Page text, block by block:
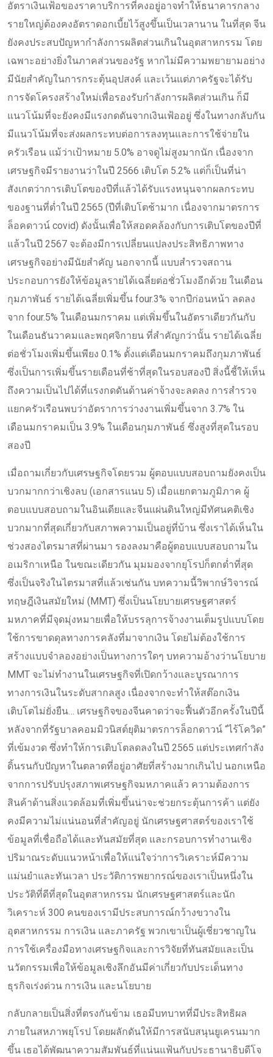
อัตราเงินเฟ้อของราคาบริการที่คงอยู่อาจทำให้ธนาคารกลาง
รายใหญ่ต้องคงอัตราดอกเบี้ยไว้สูงขึ้นเป็นเวลานาน ในที่สุด จีน
ยังคงประสบปัญหากำลังการผลิตส่วนเกินในอุตสาหกรรม โดย
เฉพาะอย่างยิ่งในภาคส่วนของรัฐ หากไม่มีความพยายามอย่าง
มีนัยสำคัญในการกระตุ้นอุปสงค์ และเว้นแต่ภาครัฐจะได้รับ
การจัดโครงสร้างใหม่เพื่อรองรับกำลังการผลิตส่วนเกิน ก็มี
แนวโน้มที่จะยังคงมีแรงกดดันจากเงินเฟ้ออยู่ ซึ่งในทางกลับกัน
มีแนวโน้มที่จะส่งผลกระทบต่อการลงทุนและการใช้จ่ายใน
ครัวเรือน แม้ว่าเป้าหมาย 5.0% อาจดูไม่สูงมากนัก เนื่องจาก
เศรษฐกิจมีรายงานว่าในปี 2566 เติบโต 5.2% แต่ก็เป็นที่น่า
สังเกตว่าการเติบโตของปีที่แล้วได้รับแรงหนุนจากผลกระทบ
ของฐานที่ต่ำในปี 2565 (ปีที่เติบโตช้ามาก เนื่องจากมาตรการ
ล็อคดาวน์ covid) ดังนั้นเพื่อให้สอดคล้องกับการเติบโตของปีที่
แล้วในปี 2567 จะต้องมีการเปลี่ยนแปลงประสิทธิภาพทาง
เศรษฐกิจอย่างมีนัยสำคัญ นอกจากนี้ แบบสำรวจสถาน
ประกอบการยังให้ข้อมูลรายได้เฉลี่ยต่อชั่วโมงอีกด้วย ในเดือน
กุมภาพันธ์ รายได้เฉลี่ยเพิ่มขึ้น four.3% จากปีก่อนหน้า ลดลง
จาก four.5% ในเดือนมกราคม แต่เพิ่มขึ้นในอัตราเดียวกันกับ
ในเดือนธันวาคมและพฤศจิกายน ที่สำคัญกว่านั้น รายได้เฉลี่ย
ต่อชั่วโมงเพิ่มขึ้นเพียง 0.1% ตั้งแต่เดือนมกราคมถึงกุมภาพันธ์
ซึ่งเป็นการเพิ่มขึ้นรายเดือนที่ช้าที่สุดในรอบสองปี สิ่งนี้ชี้ให้เห็น
ถึงความเป็นไปได้ที่แรงกดดันด้านค่าจ้างจะลดลง การสำรวจ
แยกครัวเรือนพบว่าอัตราการว่างงานเพิ่มขึ้นจาก 3.7% ใน
เดือนมกราคมเป็น 3.9% ในเดือนกุมภาพันธ์ ซึ่งสูงที่สุดในรอบ
สองปี
เมื่อถามเกี่ยวกับเศรษฐกิจโดยรวม ผู้ตอบแบบสอบถามยังคงเป็น
บวกมากกว่าเชิงลบ (เอกสารแนบ 5) เมื่อแยกตามภูมิภาค ผู้
ตอบแบบสอบถามในอินเดียและจีนแผ่นดินใหญ่มีทัศนคติเชิง
บวกมากที่สุดเกี่ยวกับสภาพความเป็นอยู่ที่บ้าน ซึ่งเราได้เห็นใน
ช่วงสองไตรมาสที่ผ่านมา รองลงมาคือผู้ตอบแบบสอบถามใน
อเมริกาเหนือ ในขณะเดียวกัน มุมมองจากยุโรปก็ตกต่ำที่สุด
ซึ่งเป็นจริงในไตรมาสที่แล้วเช่นกัน บทความนี้วิพากษ์วิจารณ์
ทฤษฎีเงินสมัยใหม่ (MMT) ซึ่งเป็นนโยบายเศรษฐศาสตร์
มหภาคที่มีจุดมุ่งหมายเพื่อให้บรรลุการจ้างงานเต็มรูปแบบโดย
ใช้การขาดดุลทางการคลังที่มาจากเงิน โดยไม่ต้องใช้การ
สร้างแบบจำลองอย่างเป็นทางการใดๆ บทความอ้างว่านโยบาย
MMT จะไม่ทำงานในเศรษฐกิจที่เปิดกว้างและบูรณาการ
ทางการเงินในระดับสากลสูง เนื่องจากจะทำให้สต๊อกเงิน
เติบโตไม่ยั่งยืน… เศรษฐกิจของจีนคาดว่าจะฟื้นตัวอีกครั้งในปีนี้
หลังจากที่รัฐบาลคอมมิวนิสต์ยุติมาตรการล็อกดาวน์ “ไร้โควิด”
ที่เข้มงวด ซึ่งทำให้การเติบโตลดลงในปี 2565 แต่ประเทศกำลัง
ดิ้นรนกับปัญหาในตลาดที่อยู่อาศัยที่สร้างมากเกินไป นอกเหนือ
จากการปรับปรุงสภาพเศรษฐกิจมหภาคแล้ว ความต้องการ
สินค้าด้านสิ่งแวดล้อมที่เพิ่มขึ้นน่าจะช่วยกระตุ้นการค้า แต่ยัง
คงมีความไม่แน่นอนที่สำคัญอยู่ นักเศรษฐศาสตร์ของเราใช้
ข้อมูลที่เชื่อถือได้และทันสมัยที่สุด และกรอบการทำงานเชิง
ปริมาณระดับแนวหน้าเพื่อให้แน่ใจว่าการวิเคราะห์มีความ
แม่นยำและทันเวลา ประวัติการพยากรณ์ของเราเป็นหนึ่งใน
ประวัติที่ดีที่สุดในอุตสาหกรรม นักเศรษฐศาสตร์และนัก
วิเคราะห์ 300 คนของเรามีประสบการณ์กว้างขวางใน
อุตสาหกรรม การเงิน และภาครัฐ พวกเขาเป็นผู้เชี่ยวชาญใน
การใช้เครื่องมือทางเศรษฐกิจและการวิจัยที่ทันสมัยและเป็น
นวัตกรรมเพื่อให้ข้อมูลเชิงลึกอันมีค่าเกี่ยวกับประเด็นทาง
ธุรกิจเร่งด่วน การเงิน และนโยบาย
กลับกลายเป็นสิ่งที่ตรงกันข้าม เธอมีบทบาทที่มีประสิทธิผล
ภายในสหภาพยุโรป โดยผลักดันให้มีการสนับสนุนยูเครนมาก
ขึ้น เธอได้พัฒนาความสัมพันธ์ที่แน่นแฟ้นกับประธานาธิบดีโจ